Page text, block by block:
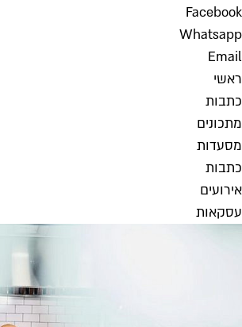
Facebook
Whatsapp
Email
ראשי
כתבות
מתכונים
מסעדות
כתבות
אירועים
עסקאות